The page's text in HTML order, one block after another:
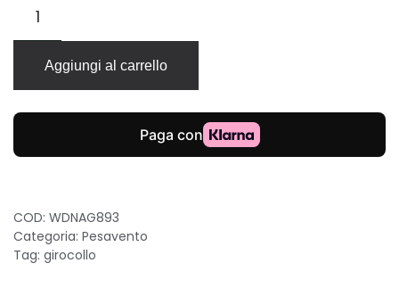
girocollo
cinque
fili
in
925
rosa
42-
45cm
Aggiungi al carrello
COD: WDNAG893
Categoria: Pesavento
Tag: girocollo